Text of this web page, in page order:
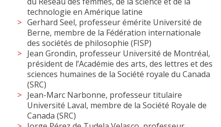
technologie en Amérique latine
Gerhard Seel, professeur émérite Université de
Berne, membre de la Fédération internationale
des sociétés de philosophie (FISP)
Jean Grondin, professeur Université de Montréal,
président de l’Académie des arts, des lettres et des
sciences humaines de la Société royale du Canada
(SRC)
Jean-Marc Narbonne, professeur titulaire
Université Laval, membre de la Société Royale de
Canada (SRC)